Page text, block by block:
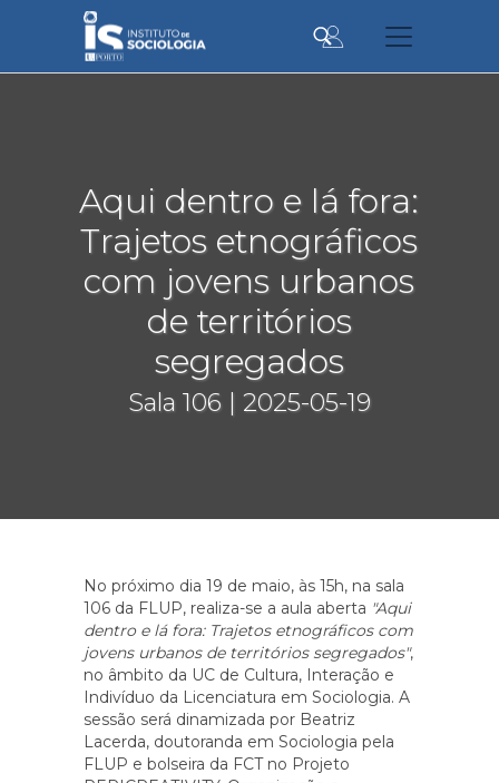
conteúdo
Aqui dentro e lá fora:
Trajetos etnográficos
com jovens urbanos
de territórios
segregados
Sala 106 | 2025-05-19
No próximo dia 19 de maio, às 15h, na sala
106 da FLUP, realiza-se a aula aberta "Aqui
dentro e lá fora: Trajetos etnográficos com
jovens urbanos de territórios segregados",
no âmbito da UC de Cultura, Interação e
Indivíduo da Licenciatura em Sociologia. A
sessão será dinamizada por Beatriz
Lacerda, doutoranda em Sociologia pela
FLUP e bolseira da FCT no Projeto